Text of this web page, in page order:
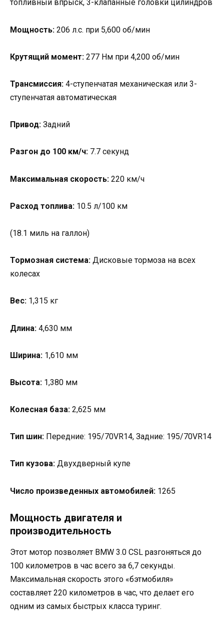
топливный впрыск, 3-клапанные головки цилиндров
Мощность: 206 л.с. при 5,600 об/мин
Крутящий момент: 277 Нм при 4,200 об/мин
Трансмиссия: 4-ступенчатая механическая или 3-
ступенчатая автоматическая
Привод: Задний
Разгон до 100 км/ч: 7.7 секунд
Максимальная скорость: 220 км/ч
Расход топлива: 10.5 л/100 км
(18.1 миль на галлон)
Тормозная система: Дисковые тормоза на всех
колесах
Вес: 1,315 кг
Длина: 4,630 мм
Ширина: 1,610 мм
Высота: 1,380 мм
Колесная база: 2,625 мм
Тип шин: Передние: 195/70VR14, Задние: 195/70VR14
Тип кузова: Двухдверный купе
Число произведенных автомобилей: 1265
Мощность двигателя и
производительность
Этот мотор позволяет BMW 3.0 CSL разгоняться до
100 километров в час всего за 6,7 секунды.
Максимальная скорость этого «бэтмобиля»
составляет 220 километров в час, что делает его
одним из самых быстрых класса туринг.